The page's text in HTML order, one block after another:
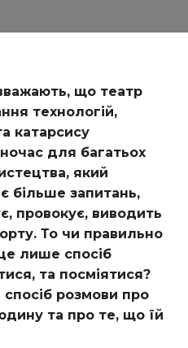
що театр
технологій,
катарсису
для багатьох
який
більше запитань,
провокує, виводить
То чи правильно
лише спосіб
та посміятися?
розмови про
та про те, що їй